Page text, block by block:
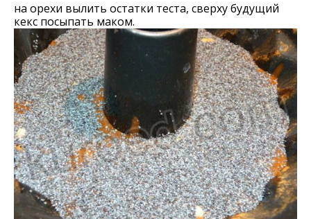
на орехи вылить остатки теста, сверху будущий
кекс посыпать маком.